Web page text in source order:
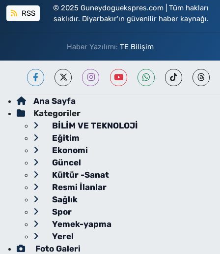
RSS
© 2025 Guneydoguekspres.com | Tüm hakları
saklıdır. Diyarbakır'ın güvenilir haber kaynağı.
Haber Yazılımı: TE Bilişim
Ana Sayfa
Kategoriler
BİLİM VE TEKNOLOJİ
Eğitim
Ekonomi
Güncel
Kültür -Sanat
Resmi İlanlar
Sağlık
Spor
Yemek-yapma
Yerel
Foto Galeri